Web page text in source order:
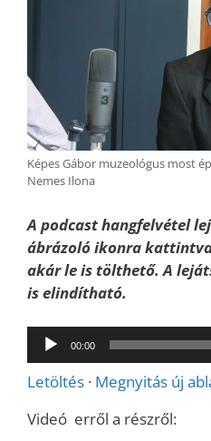
Képes Gábor muzeológus most
Nemes Ilona
A podcast hangfelvétel
ábrázoló ikonra
akár le is tölthető. A
is elindítható.
Audió
lejátszó
00:00
Letöltés · Megnyitás új
Videó erről a részről: